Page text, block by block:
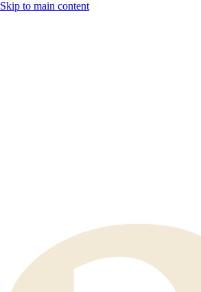
Skip to main content